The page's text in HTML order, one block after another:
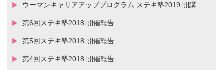
ウーマンキャリアアッププログラム ステキ塾2019 開講
第6回ステキ塾2018 開催報告
第5回ステキ塾2018 開催報告
第4回ステキ塾2018 開催報告